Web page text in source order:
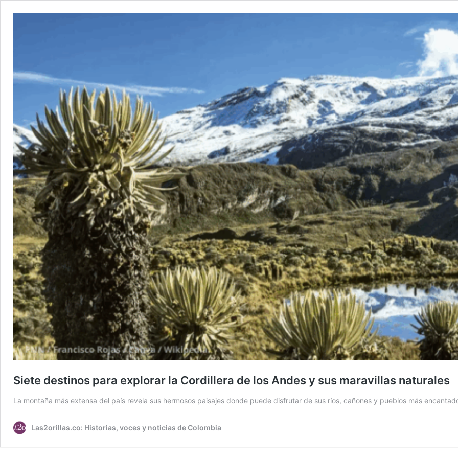
Siete destinos para explorar la Cordillera de los Andes y sus maravillas naturales
La montaña más extensa del país revela sus hermosos paisajes donde puede disfrutar de sus ríos, cañones y pueblos más
Las2orillas.co: Historias, voces y noticias de Colombia